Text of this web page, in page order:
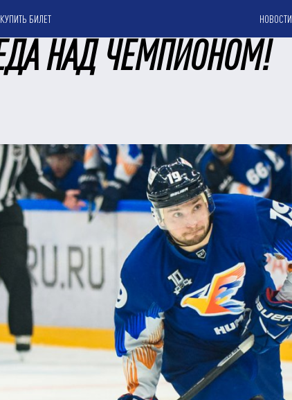
КУПИТЬ БИЛЕТ НОВОСТИ
НАД ЧЕМПИОНОМ!